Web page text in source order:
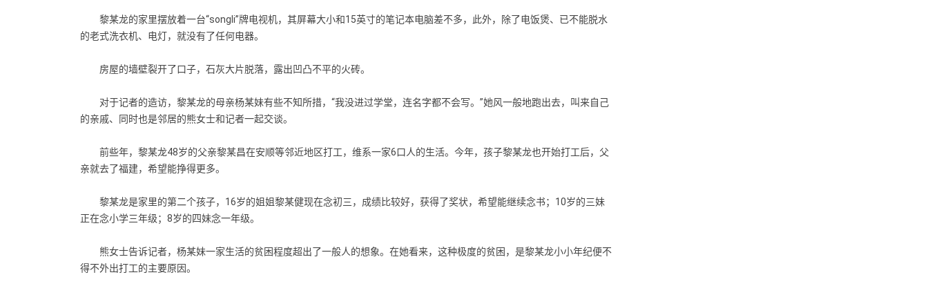
黎某龙的家里摆放着一台“songli”牌电视机，其屏幕大小和15英寸的笔记本电脑差不多，此外，除了电饭煲、已不能脱水
的老式洗衣机、电灯，就没有了任何电器。
房屋的墙壁裂开了口子，石灰大片脱落，露出凹凸不平的火砖。
对于记者的造访，黎某龙的母亲杨某妹有些不知所措，“我没进过学堂，连名字都不会写。”她风一般地跑出去，叫来自己
的亲戚、同时也是邻居的熊女士和记者一起交谈。
前些年，黎某龙48岁的父亲黎某昌在安顺等邻近地区打工，维系一家6口人的生活。今年，孩子黎某龙也开始打工后，父
亲就去了福建，希望能挣得更多。
黎某龙是家里的第二个孩子，16岁的姐姐黎某健现在念初三，成绩比较好，获得了奖状，希望能继续念书；10岁的三妹
正在念小学三年级；8岁的四妹念一年级。
熊女士告诉记者，杨某妹一家生活的贫困程度超出了一般人的想象。在她看来，这种极度的贫困，是黎某龙小小年纪便不
得不外出打工的主要原因。